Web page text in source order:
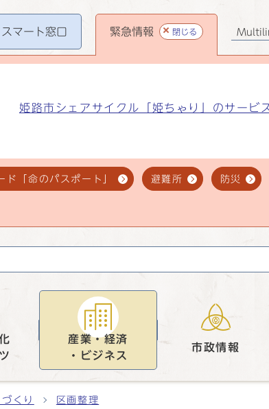
スマート窓口 緊急情報 閉じる
姫路市シェアサイクル「姫ちゃり」のサービ
ド「命のパスポート」 避難所 防災
産業・経済
・ビジネス
市政情報
くり 区画整理